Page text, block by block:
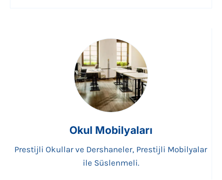
Okul Mobilyaları
Prestijli Okullar ve Dershaneler, Prestijli Mobilyalar
ile Süslenmeli.